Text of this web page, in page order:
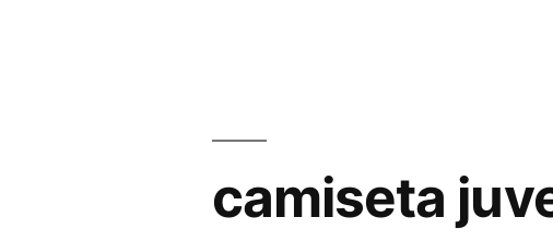
camiseta